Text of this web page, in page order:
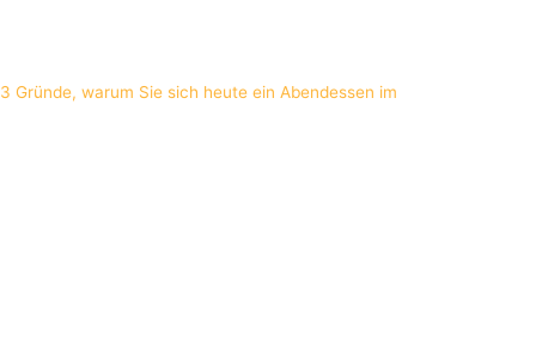
3 Gründe, warum Sie sich heute ein Abendessen im